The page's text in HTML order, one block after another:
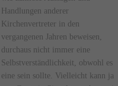
Handlungen anderer
Kirchenvertreter in den
vergangenen Jahren beweisen,
durchaus nicht immer eine
Selbstverständlichkeit, obwohl es
eine sein sollte. Vielleicht kann ja